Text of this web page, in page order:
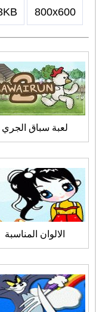
800x600
لعبة سباق الجري
الالوان المناسبة